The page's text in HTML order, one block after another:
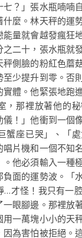
？」張水瓶喃喃
麼。林天秤的運
量就會越發瘋狂
二十，張水瓶就
側臉的粉紅色蘑
少提升到零。否
體。他緊張地跑
，那裡放著他的
儀！」他衝到一個
蟹座已哭」、「
片機和一個不知
。他必須輸入一種
面的運勢波。「
…才怪！我只有一
眼腳邊。那裡放
用一萬塊小小的天
為害怕被拒絕。